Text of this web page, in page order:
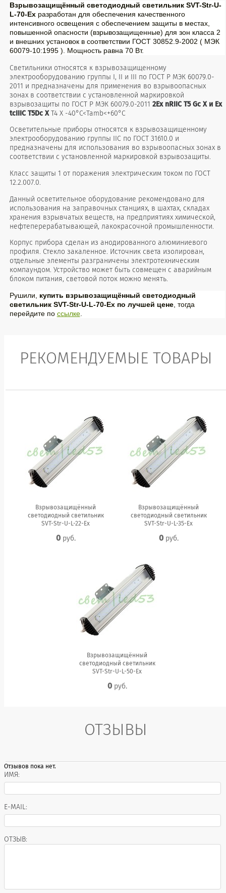
Взрывозащищённый светодиодный светильник SVT-Str-U-
L-70-Exразработан для обеспечения качественного
интенсивного освещения с обеспечением защиты в местах,
повышенной опасности (взрывозащищенные) для зон класса 2
и внешних установок в соответствии ГОСТ 30852.9-2002 ( МЭК
60079-10:1995 ). Мощность равна 70 Вт.
Светильники относятся к взрывозащищенному
электрооборудованию группы I, II и III по ГОСТ Р МЭК 60079.0-
2011 и предназначены для применения во взрывоопасных
зонах в соответствии с установленной маркировкой
взрывозащиты по ГОСТ Р МЭК 60079.0-2011 2Ех nRIIC T5 Gc Х и Ex
tcIIIС T5Dc XT4 X -40°С<Tamb<+60°С
Осветительные приборы относятся к взрывозащищенному
электрооборудованию группы IIС по ГОСТ 31610.0 и
предназначены для использования во взрывоопасных зонах в
соответствии с установленной маркировкой взрывозащиты.
Класс защиты 1 от поражения электрическим током по ГОСТ
12.2.007.0.
Данный осветительное оборудование рекомендовано для
использования на заправочных станциях, в шахтах, складах
хранения взрывчатых веществ, на предприятиях химической,
нефтеперерабатывающей, лакокрасочной промышленности.
Корпус прибора сделан из анодированного алюминиевого
профиля. Стекло закаленное. Источник света изолирован,
отдельные элементы разграничены электротехническим
компаундом. Устройство может быть совмещен с аварийным
блоком питания, световой поток можно менять.
Рушили, купить взрывозащищённый светодиодный
светильник SVT-Str-U-L-70-Ex по лучшей цене, тогда
перейдите по ссылке.
РЕКОМЕНДУЕМЫЕ ТОВАРЫ
Взрывозащищённый
светодиодный светильник
SVT-Str-U-L-22-Ex
0руб.
Взрывозащищённый
светодиодный светильник
SVT-Str-U-L-35-Ex
0руб.
Взрывозащищённый
светодиодный светильник
SVT-Str-U-L-50-Ex
0руб.
ОТЗЫВЫ
Отзывов пока нет.
ИМЯ:
E-MAIL:
ОТЗЫВ: